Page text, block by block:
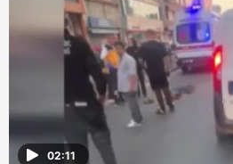
02:11